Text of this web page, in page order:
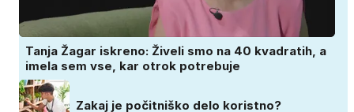
Tanja Žagar iskreno: Živeli smo na 40 kvadratih, a
imela sem vse, kar otrok potrebuje
Zakaj je počitniško delo koristno?